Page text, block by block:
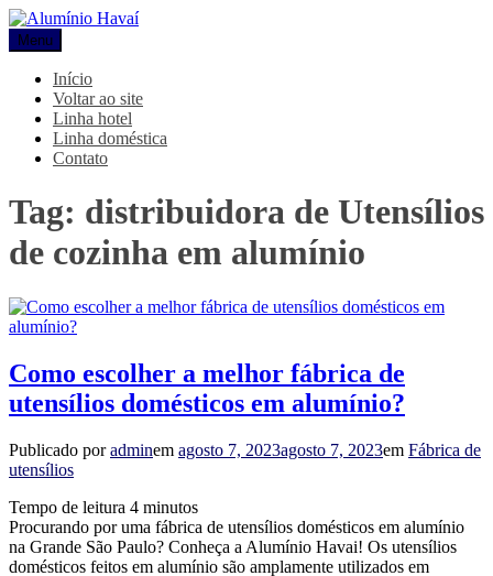
Pular
para
o
conteúdo
Alumínio Havaí
Blog Alumínio Havaí
Menu
Início
Voltar ao site
Linha hotel
Linha doméstica
Contato
Tag: distribuidora de Utensílios
de cozinha em alumínio
Como escolher a melhor fábrica de
utensílios domésticos em alumínio?
Publicado poradminem agosto 7, 2023agosto 7, 2023em Fábrica de
utensílios
Tempo de leitura 4 minutos
Procurando por uma fábrica de utensílios domésticos em alumínio
na Grande São Paulo? Conheça a Alumínio Havai! Os utensílios
domésticos feitos em alumínio são amplamente utilizados em